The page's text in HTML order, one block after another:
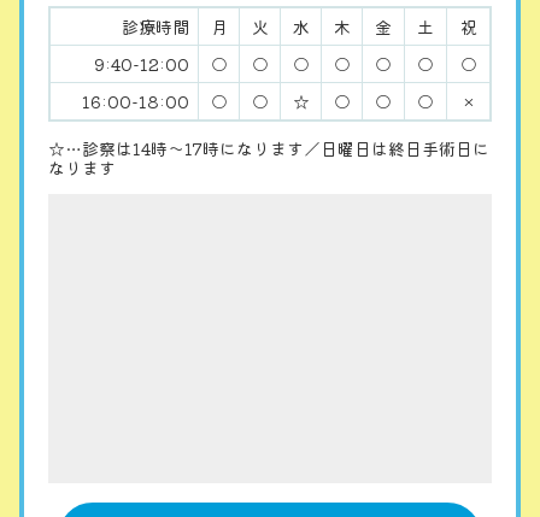
診療時間
月 火 水 木 金 土
祝
9:40-12:00
○ ○ ○ ○ ○ ○
○
16:00-18:00
○ ○ ☆ ○ ○ ○
×
☆…診察は14時〜17時になります／日曜日は終日手術日に
なります